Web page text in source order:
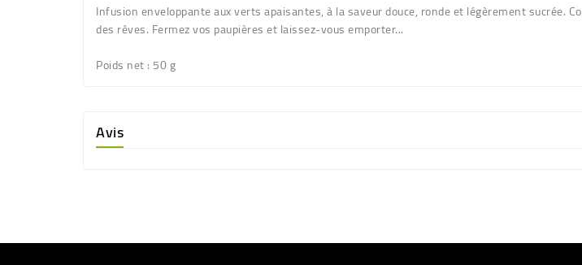
Infusion enveloppante aux verts apaisantes, à la saveur douce, ronde et légèrement sucrée.
des rêves. Fermez vos paupières et laissez-vous emporter...
Poids net: 50 g
Avis